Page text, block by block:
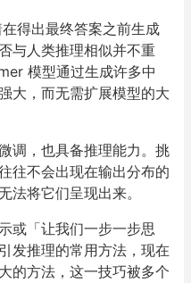
得出最终答案之前生成
与人类推理相似并不重
模型通过生成许多中
大，而无需扩展模型的大
调，也具备推理能力。挑
往不会出现在输出分布的
法将它们呈现出来。
或「让我们一步一步思
发推理的常用方法，现在
的方法，这一技巧被多个